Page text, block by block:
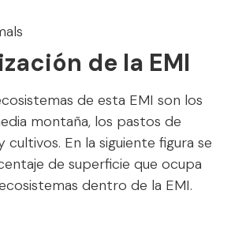
de la EMI
de esta EMI son los
montaña, los pastos de
cultivos. En la siguiente figura se
de superficie que ocupa
dentro de la EMI.